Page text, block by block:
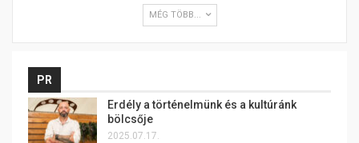
MÉG TÖBB...
PR
Erdély a történelmünk és a kultúránk
bölcsője
2025.07.17.